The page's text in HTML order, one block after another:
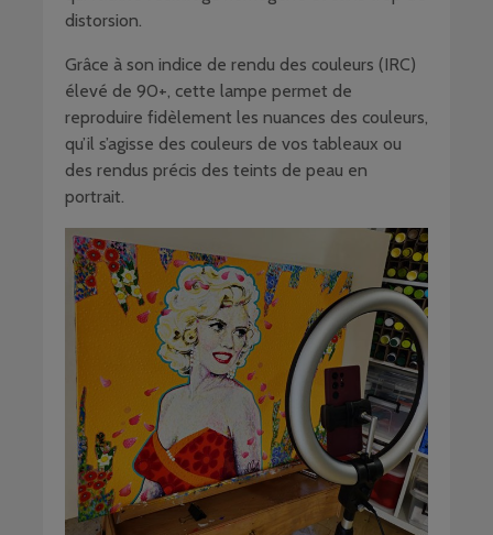
distorsion.
Grâce à son indice de rendu des couleurs (IRC)
élevé de 90+, cette lampe permet de
reproduire fidèlement les nuances des couleurs,
qu’il s’agisse des couleurs de vos tableaux ou
des rendus précis des teints de peau en
portrait.